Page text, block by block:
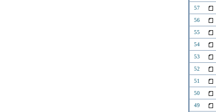
57
56
55
54
53
52
51
50
49